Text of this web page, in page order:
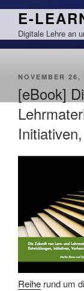
Zum
springen
E-
Digitale Lehre an
NOVEMBER 26,
[eBook]
Reihe rund um